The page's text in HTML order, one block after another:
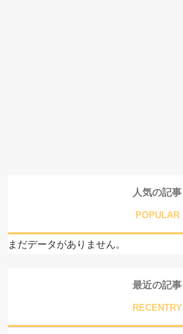
人気の記事
POPULAR
まだデータがありません。
最近の記事
RECENTRY